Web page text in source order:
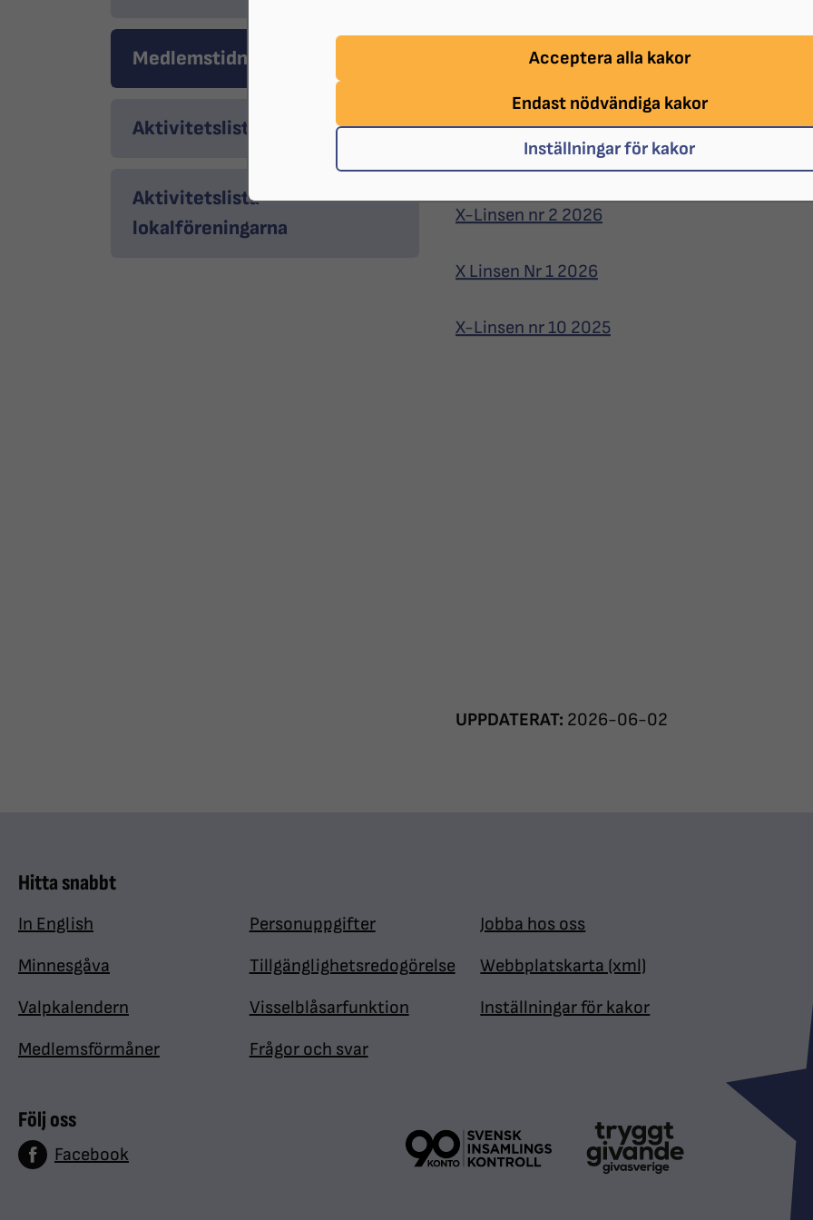
Acceptera alla kakor
Endast nödvändiga kakor
Inställningar för kakor
Medlemstidningen X-Linsen
Aktivitetslista distriktet
Aktivitetslista
lokalföreningarna
X-Linsen nr 5 2026
X-Linsen nr 4 2026
X-Linsen nr 3 2026
X-Linsen nr 2 2026
X Linsen Nr 1 2026
X-Linsen nr 10 2025
UPPDATERAT: 2026-06-02
Hitta snabbt
In English
Minnesgåva
Valpkalendern
Medlemsförmåner
Personuppgifter
Tillgänglighetsredogörelse
Visselblåsarfunktion
Frågor och svar
Jobba hos oss
Webbplatskarta (xml)
Inställningar för kakor
Följ oss
Facebook